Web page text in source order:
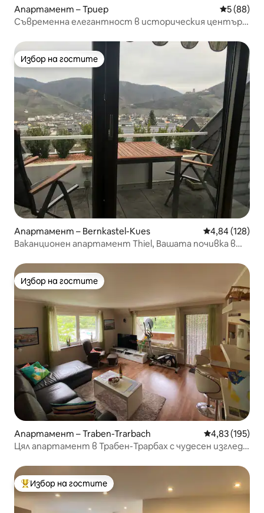
Апартамент – Триер Средна
5 (88)
Съвременна елегантност в историческия център
Избор на гостите
Избор на гостите
Апартамент – Bernkastel-Kues Средна
4,84 (128)
Ваканционен апартамент Thiel, Вашата почивка в
Избор на гостите
Избор на гостите
Апартамент – Traben-Trarbach Средна
4,83 (195)
Цял апартамент в Трабен-Трарбах с чудесен изглед
Най-популярен избор на гостите
Избор на гостите